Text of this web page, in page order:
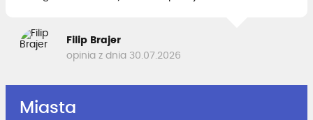
Filip Brajer
opinia z dnia 30.07.2026
Miasta